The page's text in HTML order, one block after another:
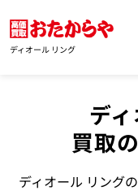
ディオール リング
デ
買取
ディオール リング